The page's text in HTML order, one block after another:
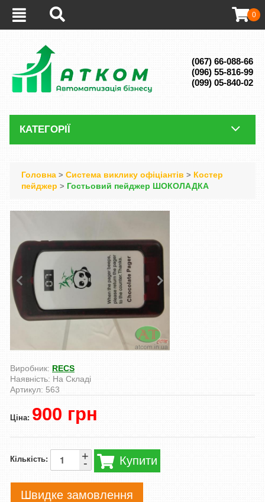
(067) 66-088-66
(096) 55-816-99
(099) 05-840-02
0
КАТЕГОРІЇ
Головна > Система виклику офіціантів > Костер
пейджер > Гостьовий пейджер ШОКОЛАДКА
Виробник: RECS
Наявність: На Складі
Артикул: 563
Ціна: 900 грн
Кількість: -
+ Купити
Швидке замовлення